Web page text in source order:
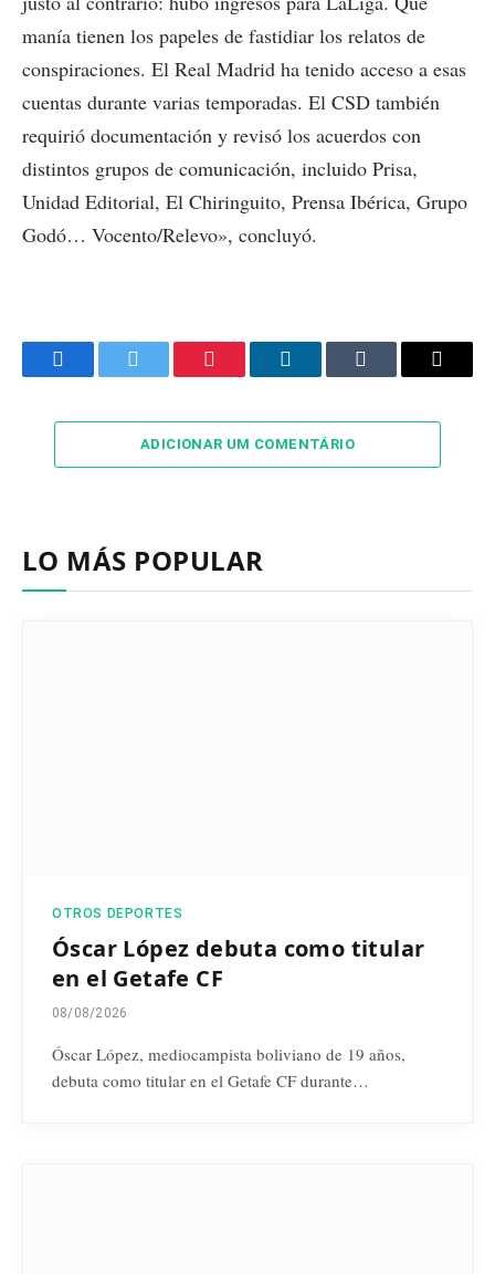
manía tienen los papeles de fastidiar los relatos de
conspiraciones. El Real Madrid ha tenido acceso a esas
cuentas durante varias temporadas. El CSD también
requirió documentación y revisó los acuerdos con
distintos grupos de comunicación, incluido Prisa,
Unidad Editorial, El Chiringuito, Prensa Ibérica, Grupo
Godó… Vocento/Relevo», concluyó.
FacebookTwitter Pinterest LinkedInTumblr Email
ADICIONAR UM COMENTÁRIO
LO MÁS POPULAR
OTROS DEPORTES
Óscar López debuta como titular
en el Getafe CF
08/08/2026
Óscar López, mediocampista boliviano de 19 años,
debuta como titular en el Getafe CF durante…